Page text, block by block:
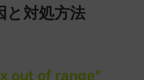
と対処方法
out of range"